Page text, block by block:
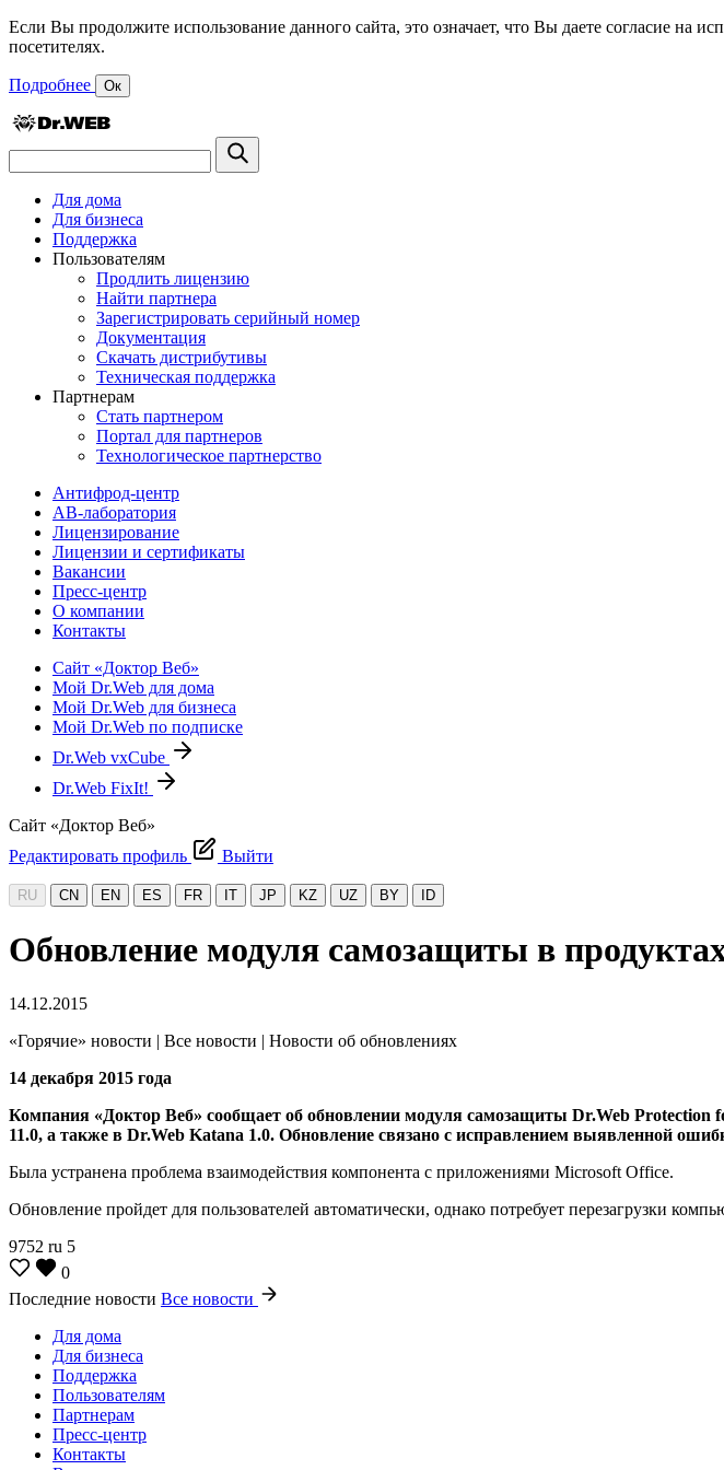
Если Вы продолжите использование данного сайта, это означает, что Вы даете согласие на
посетителях.
Подробнее Ок
Для дома
Для бизнеса
Поддержка
Пользователям
Продлить лицензию
Найти партнера
Зарегистрировать серийный номер
Документация
Скачать дистрибутивы
Техническая поддержка
Партнерам
Стать партнером
Портал для партнеров
Технологическое партнерство
Антифрод-центр
АВ-лаборатория
Лицензирование
Лицензии и сертификаты
Вакансии
Пресс-центр
О компании
Контакты
Сайт «Доктор Веб»
Мой Dr.Web для дома
Мой Dr.Web для бизнеса
Мой Dr.Web по подписке
Dr.Web vxCube
Dr.Web FixIt!
Сайт «Доктор Веб»
Редактировать профиль
Выйти
RU CN EN ES FR IT JP KZ UZ BY ID
Обновление модуля самозащиты в
14.12.2015
«Горячие» новости | Все новости | Новости об обновлениях
14 декабря 2015 года
Компания «Доктор Веб» сообщает об обновлении модуля самозащиты Dr.Web Protection
11.0, а также в Dr.Web Katana 1.0. Обновление связано с исправлением выявленной
Была устранена проблема взаимодействия компонента с приложениями Microsoft Office.
Обновление пройдет для пользователей автоматически, однако потребует перезагрузки
9752 ru 5
0
Последние новости Все новости
Для дома
Для бизнеса
Поддержка
Пользователям
Партнерам
Пресс-центр
Контакты